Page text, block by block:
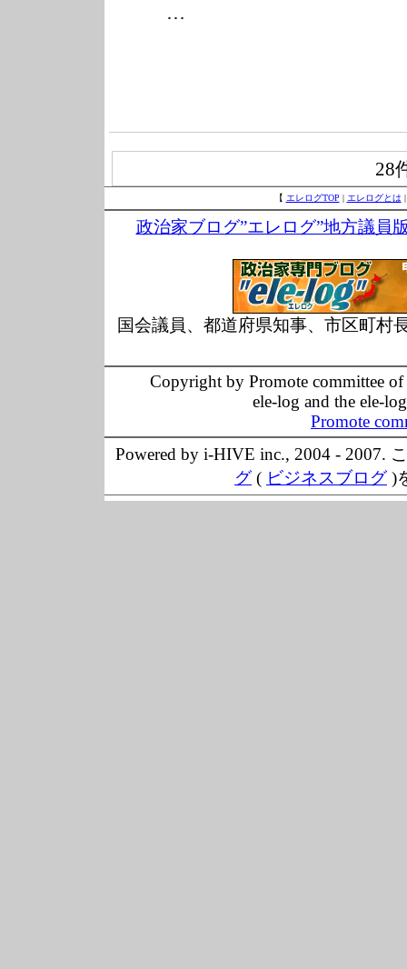
…
28
【 エレログTOP エレログとは
政治家ブログ”エレログ”地方議員
国会議員、都道府県知事、市区町村
Copyright by Promote committee
ele-log and the ele-
Promote
Powered by i-HIVE inc., 2004 - 2007.
グ( ビジネスブログ)